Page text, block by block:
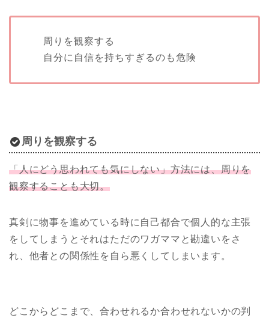
周りを観察する
自分に自信を持ちすぎるのも危険
周りを観察する
「人にどう思われても気にしない」方法には、周りを
観察することも大切。
真剣に物事を進めている時に自己都合で個人的な主張
をしてしまうとそれはただのワガママと勘違いをさ
れ、他者との関係性を自ら悪くしてしまいます。
どこからどこまで、合わせれるか合わせれないかの判